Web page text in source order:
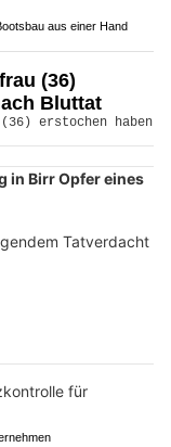
aus einer Hand
(36)
Bluttat
in Birr Opfer eines
Tatverdacht